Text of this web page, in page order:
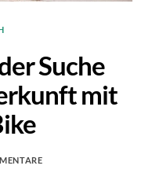
Suche
mit